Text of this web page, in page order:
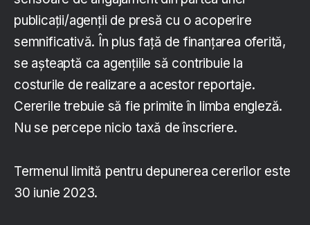
publicații/agenții de presă cu o acoperire
semnificativă. În plus față de finanțarea oferită,
se așteaptă ca agențiile să contribuie la
costurile de realizare a acestor reportaje.
Cererile trebuie să fie primite în limba engleză.
Nu se percepe nicio taxă de înscriere.
Termenul limită pentru depunerea cererilor este
30 iunie 2023.